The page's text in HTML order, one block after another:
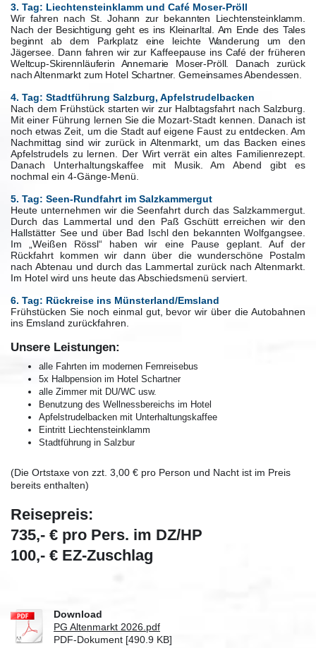
3. Tag: Liechtensteinklamm und Café Moser-Pröll
Wir fahren nach St. Johann zur bekannten Liechtensteinklamm.
Nach der Besichtigung geht es ins Kleinarltal. Am Ende des Tales
beginnt ab dem Parkplatz eine leichte Wanderung um den
Jägersee. Dann fahren wir zur Kaffeepause ins Café der früheren
Weltcup-Skirennläuferin Annemarie Moser-Pröll. Danach zurück
nach Altenmarkt zum Hotel Schartner. Gemeinsames Abendessen.
4. Tag: Stadtführung Salzburg, Apfelstrudelbacken
Nach dem Frühstück starten wir zur Halbtagsfahrt nach Salzburg.
Mit einer Führung lernen Sie die Mozart-Stadt kennen. Danach ist
noch etwas Zeit, um die Stadt auf eigene Faust zu entdecken. Am
Nachmittag sind wir zurück in Altenmarkt, um das Backen eines
Apfelstrudels zu lernen. Der Wirt verrät ein altes Familienrezept.
Danach Unterhaltungskaffee mit Musik. Am Abend gibt es
nochmal ein 4-Gänge-Menü.
5. Tag: Seen-Rundfahrt im Salzkammergut
Heute unternehmen wir die Seenfahrt durch das Salzkammergut.
Durch das Lammertal und den Paß Gschütt erreichen wir den
Hallstätter See und über Bad Ischl den bekannten Wolfgangsee.
Im „Weißen Rössl“ haben wir eine Pause geplant. Auf der
Rückfahrt kommen wir dann über die wunderschöne Postalm
nach Abtenau und durch das Lammertal zurück nach Altenmarkt.
Im Hotel wird uns heute das Abschiedsmenü serviert.
6. Tag: Rückreise ins Münsterland/Emsland
Frühstücken Sie noch einmal gut, bevor wir über die Autobahnen
ins Emsland zurückfahren.
Unsere Leistungen:
alle Fahrten im modernen Fernreisebus
5x Halbpension im Hotel Schartner
alle Zimmer mit DU/WC usw.
Benutzung des Wellnessbereichs im Hotel
Apfelstrudelbacken mit Unterhaltungskaffee
Eintritt Liechtensteinklamm
Stadtführung in Salzbur
(Die Ortstaxe von zzt. 3,00 € pro Person und Nacht ist im Preis
bereits enthalten)
Reisepreis:
735,- € pro Pers. im DZ/HP
100,- € EZ-Zuschlag
Download
PG Altenmarkt 2026.pdf
PDF-Dokument [490.9 KB]